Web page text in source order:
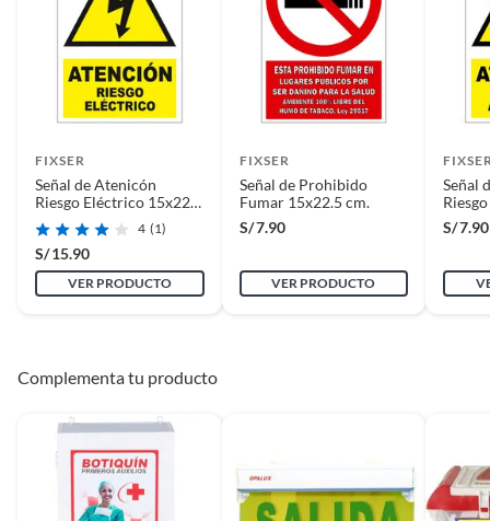
La señalización clara y coherente ayuda a mantener un
FIXSER
Señal de Atenicón
Riesgo Eléctrico 15x22.5
cm.
4 (1)
S/15.90
VER PRODUCTO
FIXSER
Señal de Prohibido
Fumar 15x22.5 cm.
S/7.90
VER PRODUCTO
Señal
S/7.90
Complementa tu producto